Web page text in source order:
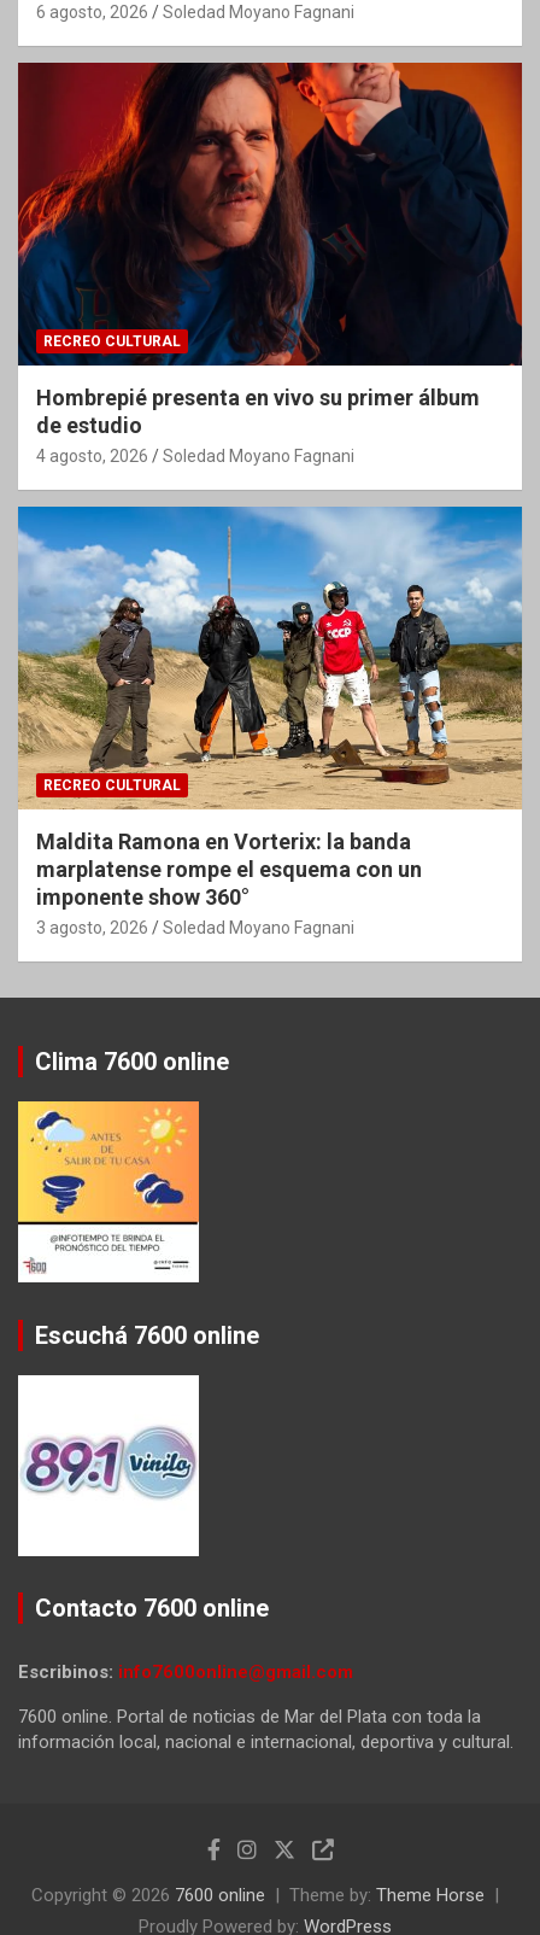
6 agosto, 2026 Soledad Moyano Fagnani
RECREO CULTURAL
Hombrepié presenta en vivo su primer álbum
de estudio
4 agosto, 2026 Soledad Moyano Fagnani
RECREO CULTURAL
Maldita Ramona en Vorterix: la banda
marplatense rompe el esquema con un
imponente show 360°
3 agosto, 2026 Soledad Moyano Fagnani
Clima 7600 online
Escuchá 7600 online
Contacto 7600 online
Escribinos: info7600online@gmail.com
7600 online. Portal de noticias de Mar del Plata con toda la
información local, nacional e internacional, deportiva y cultural.
Copyright © 2026 7600 online Theme by: Theme Horse
Proudly Powered by: WordPress